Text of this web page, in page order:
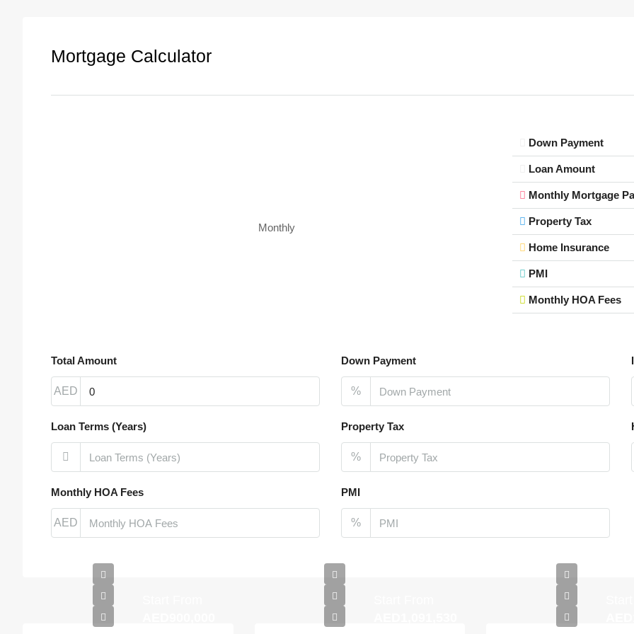
Mortgage Calculator
Monthly
Down Payment
Loan Amount
Monthly Mortgage
Property Tax
Home Insurance
PMI
Monthly HOA Fees
Total Amount
AED
Down Payment
%
Loan Terms (Years) Property Tax
%
Monthly HOA Fees
AED
PMI
%